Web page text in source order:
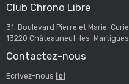
Club Chrono Libre
31, Boulevard Pierre et Marie-Curie
13220 Châteauneuf-les-Martigues
Contactez-nous
Ecrivez-nous ici